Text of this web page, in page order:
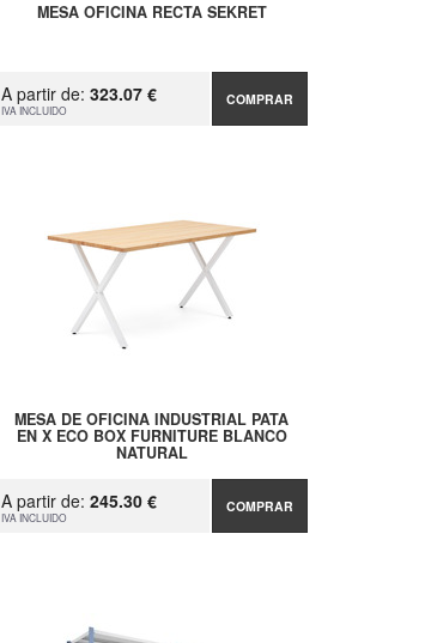
MESA OFICINA RECTA SEKRET
A partir de:323.07 €
IVA INCLUIDO
COMPRAR
MESA DE OFICINA INDUSTRIAL PATA
EN X ECO BOX FURNITURE BLANCO
NATURAL
A partir de:245.30 €
IVA INCLUIDO
COMPRAR